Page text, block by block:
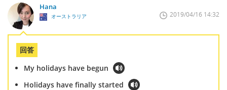
Hana
オーストラリア 2019/04/16 14:32
回答
My holidays have begun
Holidays have finally started